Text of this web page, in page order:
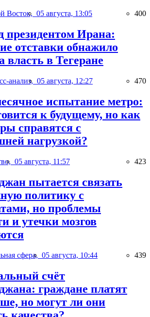
Восток, 05 августа, 13:05 400
президентом Ирана:
отставки обнажило
власть в Тегеране
анализ, 05 августа, 12:27 470
испытание метро:
к будущему, но как
справятся с
нагрузкой?
05 августа, 11:57 423
пытается связать
политику с
но проблемы
и утечки мозгов
сфера, 05 августа, 10:44 439
счёт
граждане платят
но могут ли они